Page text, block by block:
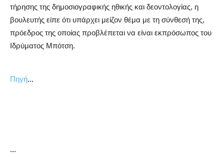
τήρησης της δημοσιογραφικής ηθικής και δεοντολογίας, η
βουλευτής είπε ότι υπάρχει μείζον θέμα με τη σύνθεσή της,
πρόεδρος της οποίας προβλέπεται να είναι εκπρόσωπος του
Ιδρύματος Μπότση.
Πηγή...
...